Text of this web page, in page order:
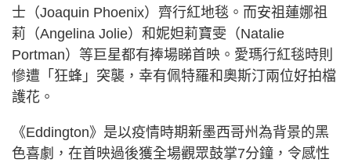
士（Joaquin Phoenix）齊行紅地毯。而安祖蓮娜祖
莉（Angelina Jolie）和妮妲莉寶雯（Natalie
Portman）等巨星都有捧場睇首映。愛瑪行紅毯時則
慘遭「狂蜂」突襲，幸有佩特羅和奧斯汀兩位好拍檔
護花。
《Eddington》是以疫情時期新墨西哥州為背景的黑
色喜劇，在首映過後獲全場觀眾鼓掌7分鐘，令感性